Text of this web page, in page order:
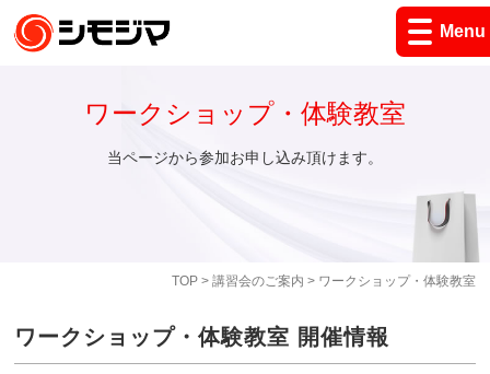
Menu
TOP> 講習会のご案内 > ワークショップ・体験教室
ワークショップ・体験教室
当ページから参加お申し込み頂けます。
ワークショップ・体験教室 開催情報